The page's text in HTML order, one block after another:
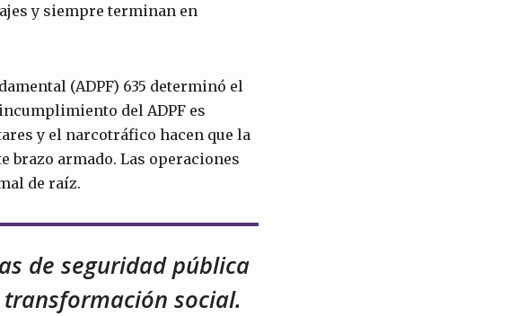
y siempre terminan en
(ADPF) 635 determinó el
del ADPF es
y el narcotráfico hacen que la
brazo armado. Las operaciones
de raíz.
de seguridad pública
social.